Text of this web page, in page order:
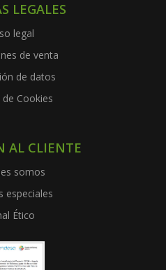
LEGALES
legal
de venta
de datos
de Cookies
AL CLIENTE
somos
especiales
Ético